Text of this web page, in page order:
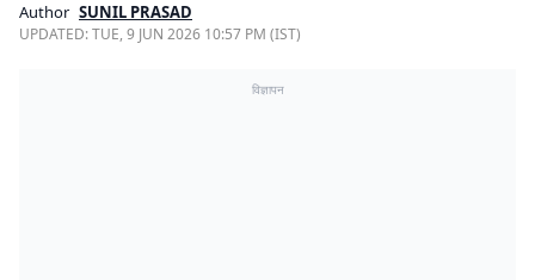
Author SUNIL PRASAD
UPDATED:TUE, 9 JUN 2026 10:57 PM (IST)
विज्ञापन